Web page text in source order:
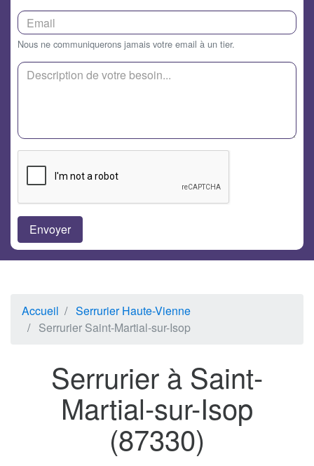
Nous ne communiquerons jamais votre email à un tier.
Accueil
Serrurier Haute-Vienne
Serrurier Saint-Martial-sur-Isop
Serrurier à Saint-
Martial-sur-Isop
(87330)